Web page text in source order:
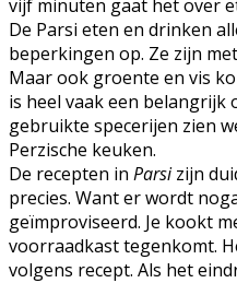
vijf minuten gaat het over
De Parsi eten en drinken
beperkingen op. Ze zijn
Maar ook groente en vis
is heel vaak een belangrijk
gebruikte specerijen zien
Perzische keuken.
De recepten in Parsizijn
precies. Want er wordt
geïmproviseerd. Je kookt
voorraadkast tegenkomt.
volgens recept. Als het